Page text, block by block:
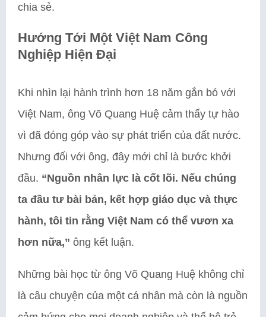
chia sẻ.
Hướng Tới Một Việt Nam Công
Nghiệp Hiện Đại
Khi nhìn lại hành trình hơn 18 năm gắn bó với
Việt Nam, ông Võ Quang Huệ cảm thấy tự hào
vì đã đóng góp vào sự phát triển của đất nước.
Nhưng đối với ông, đây mới chỉ là bước khởi
đầu. “Nguồn nhân lực là cốt lõi. Nếu chúng
ta đầu tư bài bản, kết hợp giáo dục và thực
hành, tôi tin rằng Việt Nam có thể vươn xa
hơn nữa,” ông kết luận.
Những bài học từ ông Võ Quang Huệ không chỉ
là câu chuyện của một cá nhân mà còn là nguồn